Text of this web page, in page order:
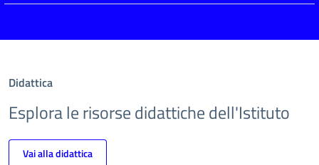
Didattica
Esplora le risorse didattiche dell'Istituto
Vai alla didattica